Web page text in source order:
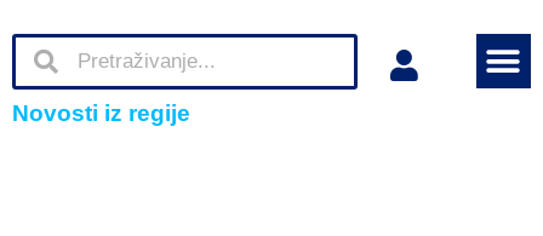
Novosti iz regije